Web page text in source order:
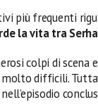
più frequenti
la vita tra
colpi di scena
difficili.